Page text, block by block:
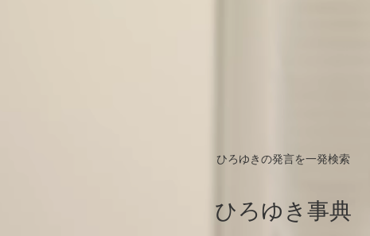
ひろゆきの発言を一発検索
ひろゆき事典